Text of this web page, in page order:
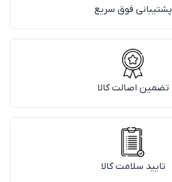
پشتیبانی فوق سریع
تضمین اصالت کالا
تایید سلامت کالا